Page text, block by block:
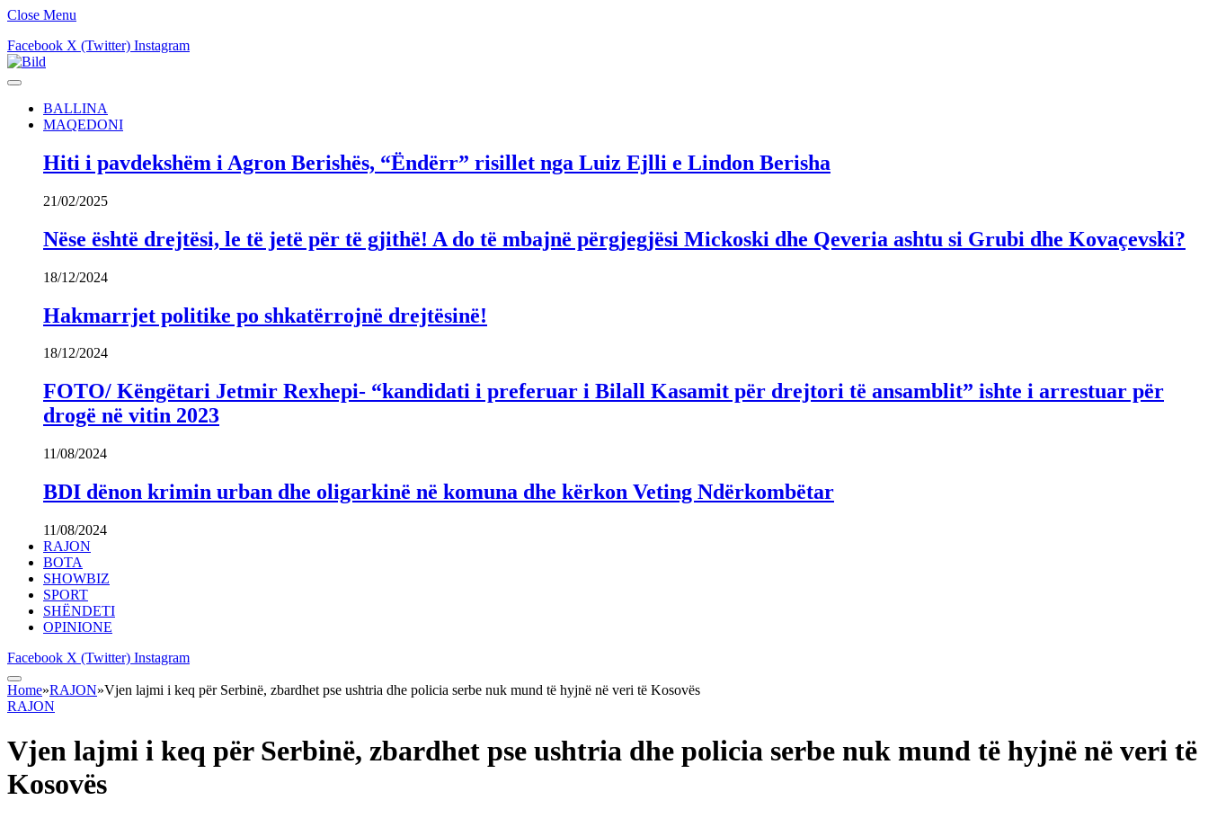
Close Menu
Facebook X (Twitter) Instagram
BALLINA
MAQEDONI
Hiti i pavdekshëm i Agron Berishës, “Ëndërr” risillet nga Luiz Ejlli e Lindon Berisha
21/02/2025
Nëse është drejtësi, le të jetë për të gjithë! A do të mbajnë përgjegjësi Mickoski dhe Qeveria ashtu si Grubi dhe Kovaçevski?
18/12/2024
Hakmarrjet politike po shkatërrojnë drejtësinë!
18/12/2024
FOTO/ Këngëtari Jetmir Rexhepi- “kandidati i preferuar i Bilall Kasamit për drejtori të ansamblit” ishte i arrestuar për
drogë në vitin 2023
11/08/2024
BDI dënon krimin urban dhe oligarkinë në komuna dhe kërkon Veting Ndërkombëtar
11/08/2024
RAJON
BOTA
SHOWBIZ
SPORT
SHËNDETI
OPINIONE
Facebook X (Twitter) Instagram
Home»RAJON»Vjen lajmi i keq për Serbinë, zbardhet pse ushtria dhe policia serbe nuk mund të hyjnë në veri të Kosovës
RAJON
Vjen lajmi i keq për Serbinë, zbardhet pse ushtria dhe policia serbe nuk mund të hyjnë në veri të
Kosovës